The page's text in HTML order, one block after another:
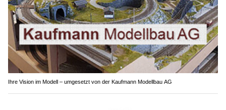
Ihre Vision im Modell – umgesetzt von der Kaufmann Modellbau AG